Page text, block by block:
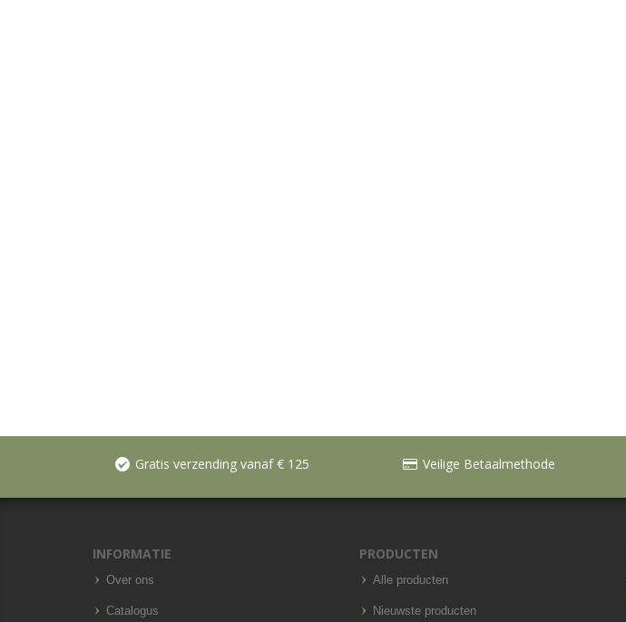
Gratis verzending vanaf € 125 Veilige Betaalmethode
INFORMATIE
Over ons
Catalogus
PRODUCTEN
Alle producten
Nieuwste producten